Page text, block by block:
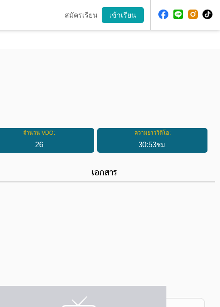
สมัครเรียน เข้าเรียน
จำนวน VDO:
26
ความยาววิดีโอ:
30:53ชม.
เอกสาร